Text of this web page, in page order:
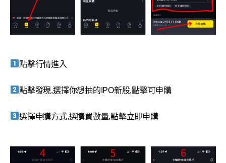
點擊行情進入
點擊發現,選擇你想抽的IPO新股,點擊可申購
選擇申購方式,選購買數量,點擊立即申購